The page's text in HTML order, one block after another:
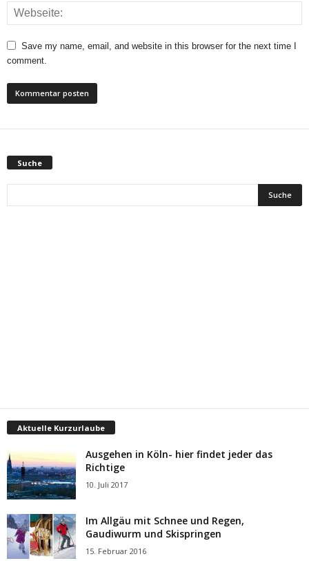
Save my name, email, and website in this browser for the next time I
comment.
Suche
Aktuelle Kurzurlaube
Ausgehen in Köln- hier findet jeder das
Richtige
10. Juli 2017
Im Allgäu mit Schnee und Regen,
Gaudiwurm und Skispringen
15. Februar 2016